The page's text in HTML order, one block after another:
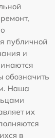
публичной
и
обозначить
Наша
их
в